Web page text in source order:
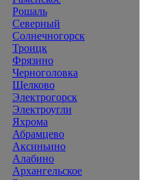
Рошаль
Северный
Солнечногорск
Троицк
Фрязино
Черноголовка
Щелково
Электрогорск
Электроугли
Яхрома
Абрамцево
Аксиньино
Алабино
Архангельское